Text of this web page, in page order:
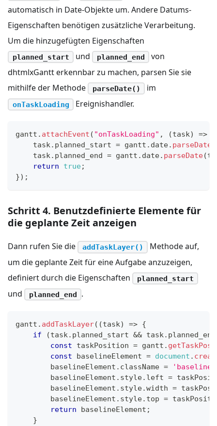
automatisch in Date-Objekte um. Andere Datums-
Eigenschaften benötigen zusätzliche Verarbeitung.
Um die hinzugefügten Eigenschaften
planned_start und planned_end
von
dhtmlxGantt erkennbar zu machen, parsen Sie sie
mithilfe der Methode
parseDate() im
onTaskLoading Ereignishandler.
gantt . attachEvent ( "onTaskLoading" , (task) =>
    task
. planned_start = gantt . date. parseDate
    task
. planned_end = gantt . date. parseDate(
return
true;
}) ;
Schritt 4. Benutzdefinierte Elemente für
die geplante Zeit anzeigen
Dann rufen Sie die addTaskLayer()
Methode auf,
um die geplante Zeit für eine Aufgabe anzuzeigen,
definiert durch die Eigenschaften
planned_start
und planned_end .
gantt . addTaskLayer( (task) => {
if
(task. planned_start && task. planned_end
const taskPosition = gantt .
const baselineElement = document .
        baselineElement
. className = 'baseline'
        baselineElement
. style. left =
        baselineElement
. style.width =
        baselineElement
. style. top =
return baselineElement ;
}